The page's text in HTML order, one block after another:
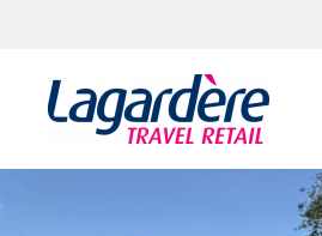
Към долния колонтитул